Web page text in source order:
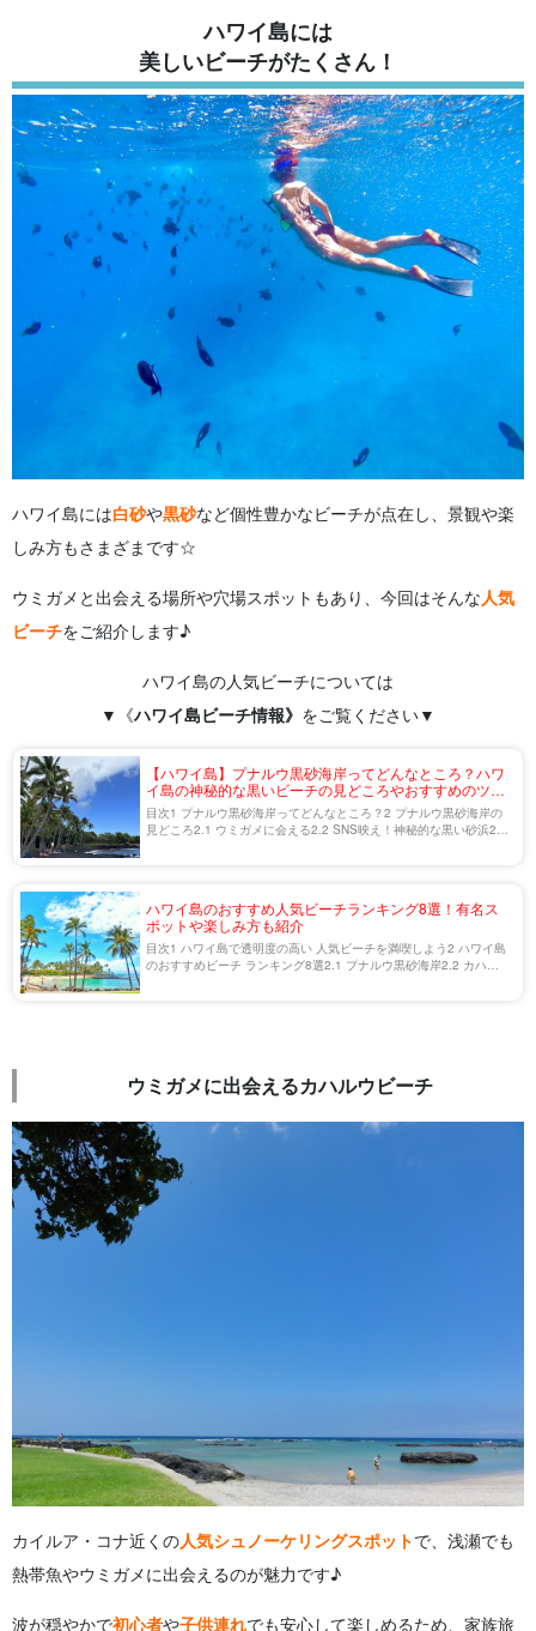
ハワイ島には
美しいビーチがたくさん！
ハワイ島には白砂や黒砂など個性豊かなビーチが点在し、景観や楽
しみ方もさまざまです☆
ウミガメと出会える場所や穴場スポットもあり、今回はそんな人気
ビーチをご紹介します♪
ハワイ島の人気ビーチについては
▼《ハワイ島ビーチ情報》 をご覧ください▼
【ハワイ島】プナルウ黒砂海岸ってどんなところ？ハワ
イ島の神秘的な黒いビーチの見どころやおすすめのツア
ーをご紹介
目次1 プナルウ黒砂海岸ってどんなところ？2 プナルウ黒砂海岸の
見どころ2.1 ウミガメに会える2.2 SNS映え！神秘的な黒い砂浜2.3
ハワイ島のおすすめ人気ビーチランキング8選！有名ス
ポットや楽しみ方も紹介
目次1 ハワイ島で透明度の高い 人気ビーチを満喫しよう2 ハワイ島
のおすすめビーチ ランキング8選2.1 プナルウ黒砂海岸2.2 カハル
ウミガメに出会えるカハルウビーチ
カイルア・コナ近くの人気シュノーケリングスポットで、浅瀬でも
熱帯魚やウミガメに出会えるのが魅力です♪
波が穏やかで初心者や子供連れでも安心して楽しめるため、家族旅